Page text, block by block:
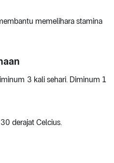
memelihara stamina
3 kali sehari. Diminum 1
derajat Celcius.